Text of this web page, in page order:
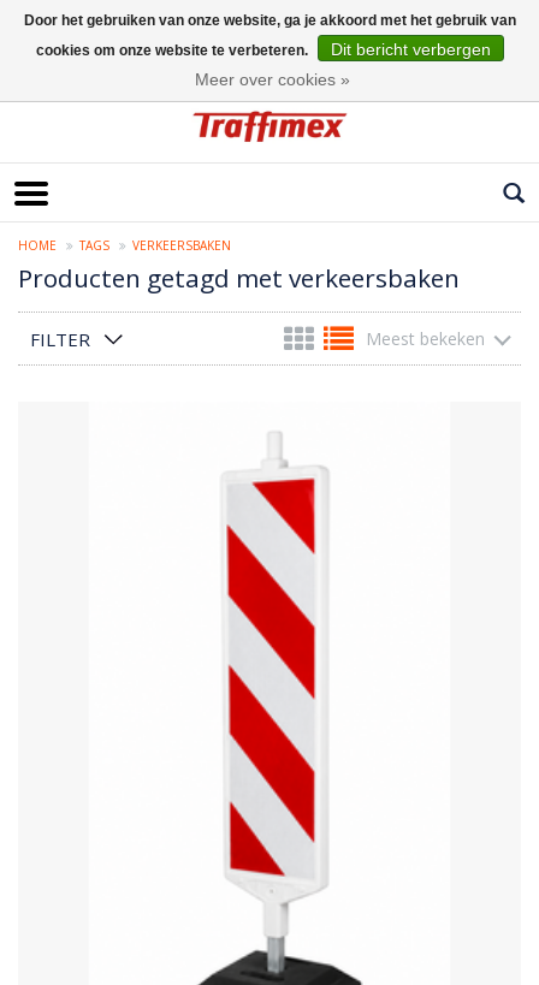
HOME TAGS VERKEERSBAKEN
Producten getagd met verkeersbaken
FILTER Meest bekeken
Door het gebruiken van onze website, ga je akkoord met het gebruik van
cookies om onze website te verbeteren.
Dit bericht verbergen
Meer over cookies »